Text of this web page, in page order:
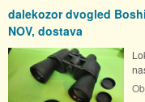
dalekozor dvogled
NOV, dostava